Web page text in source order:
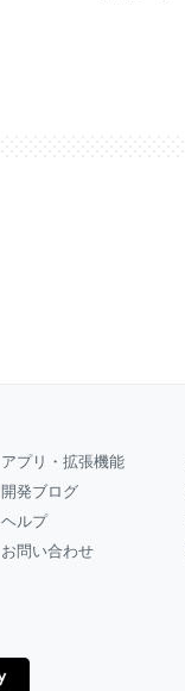
アプリ・拡張機能
開発ブログ
ヘルプ
お問い合わせ